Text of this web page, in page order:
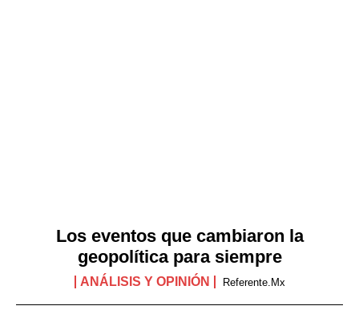
Los eventos que cambiaron la
geopolítica para siempre
ANÁLISIS Y OPINIÓN Referente.mx